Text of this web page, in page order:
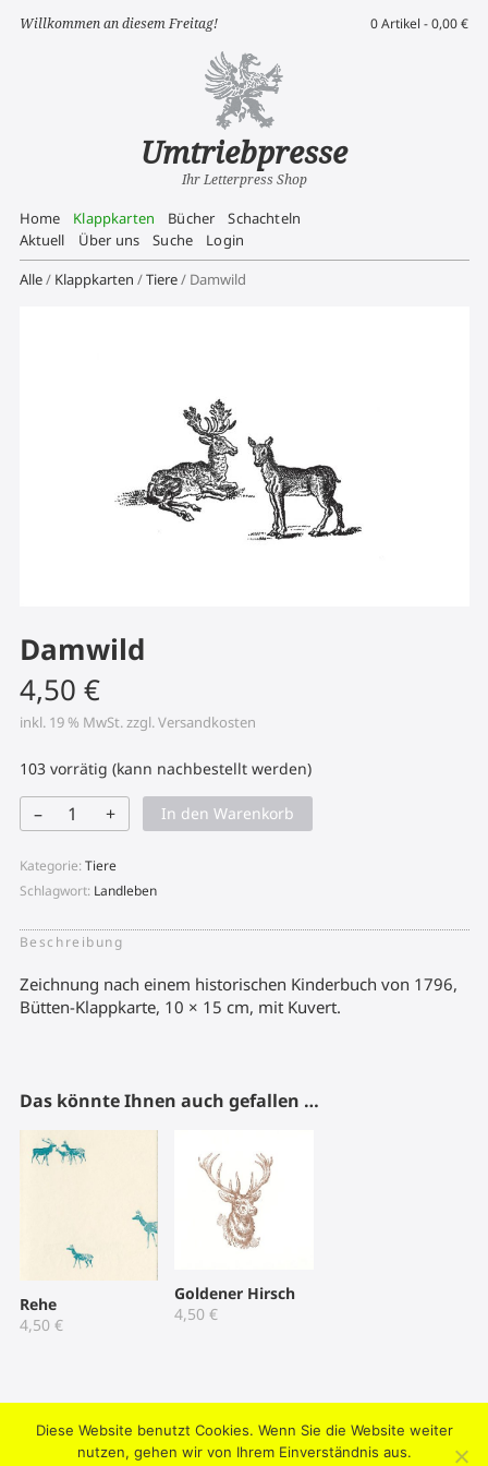
Willkommen an diesem Freitag!
Umtriebpresse
Ihr Letterpress Shop
0 Artikel -0,00€
Home Klappkarten Bücher
Schachteln
Aktuell
Über uns Suche
Login
Alle/ Klappkarten /Tiere/ Damwild
Damwild
4,50 €
inkl. 19 % MwSt.zzgl.Versandkosten
103 vorrätig (kann nachbestellt werden)
–
Damwild
Menge
+ In den Warenkorb
Kategorie: Tiere
Schlagwort: Landleben
Beschreibung
Zeichnung nach einem historischen Kinderbuch von 1796,
Bütten-Klappkarte, 10 × 15 cm, mit Kuvert.
Das könnte Ihnen auch gefallen …
Rehe
4,50 €
Goldener Hirsch
4,50€
2004-2026 © Umtriebpresse . Knooper Weg 42, 24103 Kiel .
Diese Website benutzt Cookies. Wenn Sie die Website weiter
nutzen, gehen wir von Ihrem Einverständnis aus.